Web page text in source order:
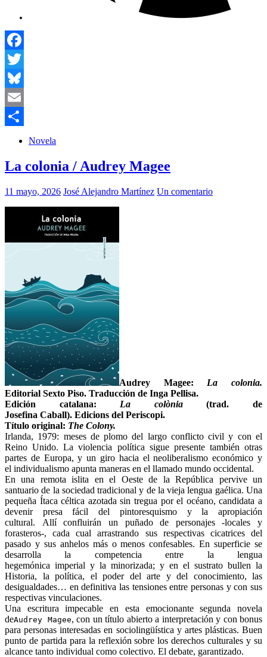
Facebook
Twitter
Bluesky
Email
Compartir
Novela
La colonia / Audrey Magee
11 mayo, 2026 José Alejandro Martínez Un comentario
Audrey Magee: La colonia.
Editorial Sexto Piso. Traducción de Inga Pellisa.
Edición catalana: La colònia(trad. de
Josefina Caball). Edicions del Periscopi.
Título original: The Colony.
Irlanda, 1979: meses de plomo del largo conflicto civil y con el
Reino Unido. La violencia política sigue presente también otras
partes de Europa, y un giro hacia el neoliberalismo económico y
el individualismo apunta maneras en el llamado mundo occidental.
En una remota islita en el Oeste de la República pervive un
santuario de la sociedad tradicional y de la vieja lengua gaélica. Una
pequeña Ítaca céltica azotada sin tregua por el océano, candidata a
devenir presa fácil del pintoresquismo y la apropiación
cultural. Allí confluirán un puñado de personajes -locales y
forasteros-, cada cual arrastrando sus respectivas cicatrices del
pasado y sus anhelos más o menos confesables. En superficie se
desarrolla la competencia entre la lengua
hegemónica imperial y la minorizada; y en el sustrato bullen la
Historia, la política, el poder del arte y del conocimiento, las
desigualdades… en definitiva las tensiones entre personas y con sus
respectivas vinculaciones.
Una escritura impecable en esta emocionante segunda novela
deAudrey Magee, con un título abierto a interpretación y con bonus
para personas interesadas en sociolingüística y artes plásticas. Buen
punto de partida para la reflexión sobre los derechos culturales y su
alcance tanto individual como colectivo. El debate, garantizado.